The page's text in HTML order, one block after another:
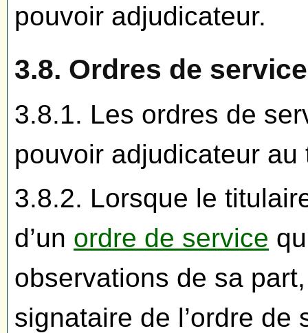
pouvoir adjudicateur.
3.8. Ordres de
3.8.1. Les ordres de
pouvoir adjudicateur au
3.8.2. Lorsque le
d’un ordre de service
observations de sa
signataire de l’ordre